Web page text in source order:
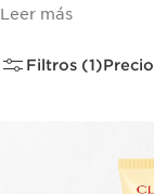
Leer más
Filtros (1)Precio